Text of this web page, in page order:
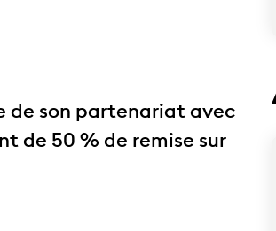
de son partenariat avec
de 50 % de remise sur